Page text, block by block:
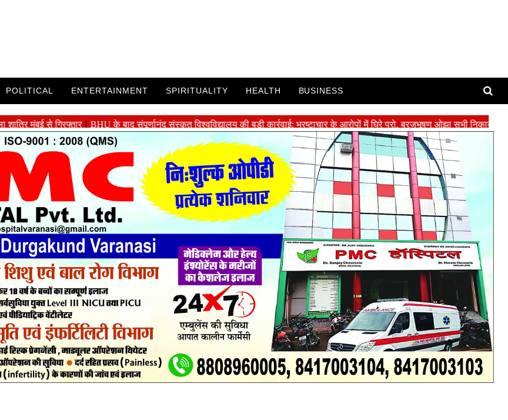
POLITICAL ENTERTAINMENT SPIRITUALITY HEALTH BUSINESS